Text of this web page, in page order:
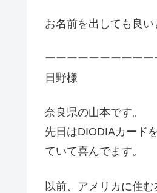
お名前を出しても良
ーーーーーーーーー
日野様
奈良県の山本です。
先日はDIODIAカード
ていて喜んでます。
以前、アメリカに住